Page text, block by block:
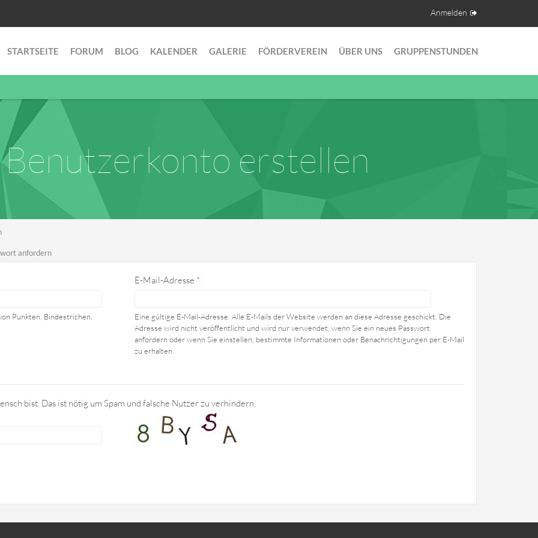
Anmelden
STARTSEITE FORUM BLOG KALENDER GALERIE FÖRDERVEREIN ÜBER UNS GRUPPENSTUNDEN
Benutzerkonto erstellen
anfordern
Punkten, Bindestrichen,
E-Mail-Adresse *
Eine gültige E-Mail-Adresse. Alle E-Mails der Website werden an diese Adresse geschickt. Die
Adresse wird nicht veröffentlicht und wird nur verwendet, wenn Sie ein neues Passwort
anfordern oder wenn Sie einstellen, bestimmte Informationen oder Benachrichtigungen per E-Mail
zu erhalten.
bist. Das ist nötig um Spam und falsche Nutzer zu verhindern.